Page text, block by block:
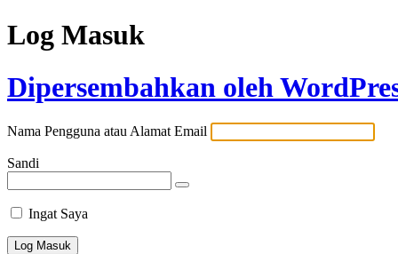
Log Masuk
Dipersembahkan oleh
Nama Pengguna atau Alamat Email
Sandi
Ingat Saya